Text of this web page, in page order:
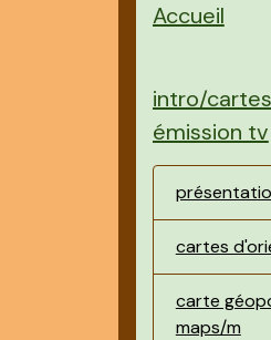
Accueil
intro/
émission tv
cartes
carte
maps/m